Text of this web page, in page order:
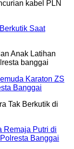
Saat
Karaton ZS
Banggai
Remaja Putri di
Banggai